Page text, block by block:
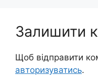
Залишити
Щоб відправити
авторизуватись.